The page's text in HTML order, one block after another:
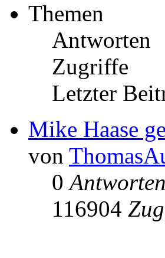
Themen
Antworten
Zugriffe
Letzter
Mike Haase
von
0Antworten
116904